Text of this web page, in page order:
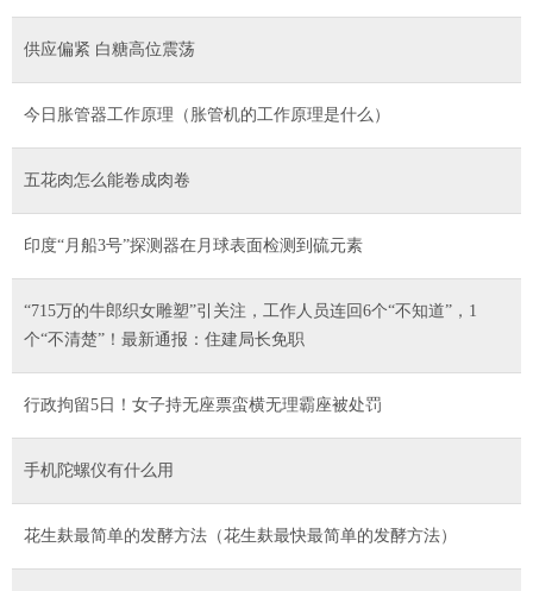
供应偏紧 白糖高位震荡
今日胀管器工作原理（胀管机的工作原理是什么）
五花肉怎么能卷成肉卷
印度“月船3号”探测器在月球表面检测到硫元素
“715万的牛郎织女雕塑”引关注，工作人员连回6个“不知道”，1
个“不清楚”！最新通报：住建局长免职
行政拘留5日！女子持无座票蛮横无理霸座被处罚
手机陀螺仪有什么用
花生麸最简单的发酵方法（花生麸最快最简单的发酵方法）